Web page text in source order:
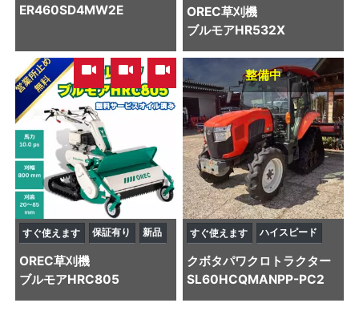
ER460SD4MW2E
OREC草刈機
ブルモアHR532X
, ,
すぐ使えます 保証有り 新品
OREC草刈機
ブルモアHRC805
整備中
すぐ使えます ハイスピード
クボタパワクロトラクター
SL60HCQMANPP-PC2